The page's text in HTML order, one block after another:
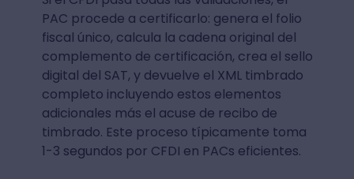
PAC procede a certificarlo: genera el folio
fiscal único, calcula la cadena original del
complemento de certificación, crea el sello
digital del SAT, y devuelve el XML timbrado
completo incluyendo estos elementos
adicionales más el acuse de recibo de
timbrado. Este proceso típicamente toma
1-3 segundos por CFDI en PACs eficientes.